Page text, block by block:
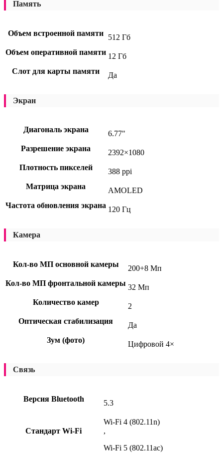
Память
Объем встроенной памяти 512 Гб
Объем оперативной памяти 12 Гб
Слот для карты памяти
Да
Экран
Диагональ экрана
6.77"
Разрешение экрана
2392×1080
Плотность пикселей
388 ppi
Матрица экрана
AMOLED
Частота обновления экрана 120 Гц
Камера
Кол-во МП основной камеры
200+8 Мп
Кол-во МП фронтальной камеры 32 Мп
Количество камер
2
Оптическая стабилизация
Да
Зум (фото)
Цифровой 4×
Связь
Версия Bluetooth 5.3
Стандарт Wi-Fi
Wi-Fi 4 (802.11n)
,
Wi-Fi 5 (802.11ac)